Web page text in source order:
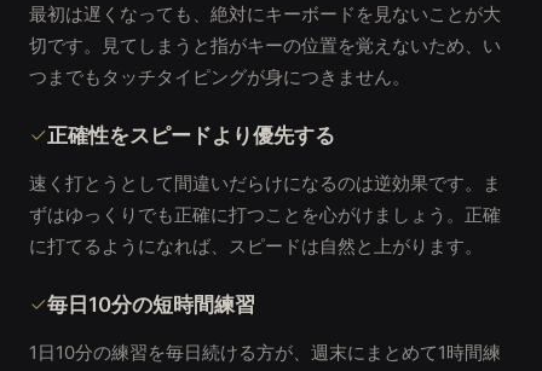
最初は遅くなっても、絶対にキーボードを見ないことが大
切です。見てしまうと指がキーの位置を覚えないため、い
つまでもタッチタイピングが身につきません。
正確性をスピードより優先する
速く打とうとして間違いだらけになるのは逆効果です。ま
ずはゆっくりでも正確に打つことを心がけましょう。正確
に打てるようになれば、スピードは自然と上がります。
毎日10分の短時間練習
1日10分の練習を毎日続ける方が、週末にまとめて1時間練